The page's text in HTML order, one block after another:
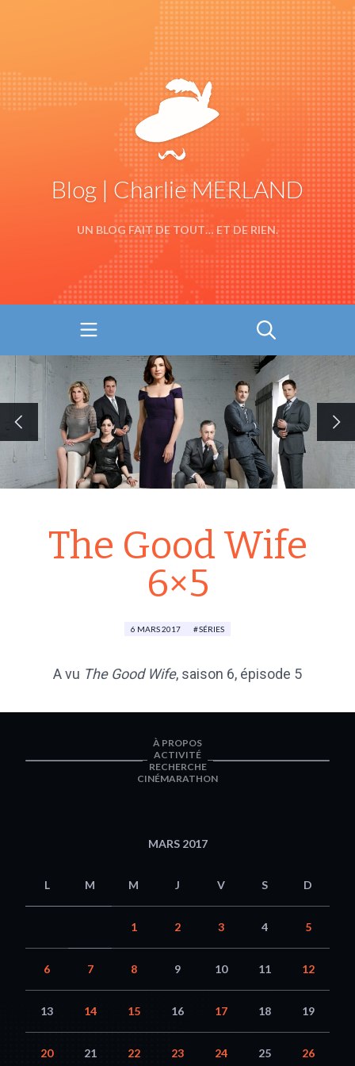
Blog | Charlie MERLAND
UN BLOG FAIT DE TOUT… ET DE RIEN.
The Good Wife
6×5
6 MARS 2017 SÉRIES
A vu The Good Wife, saison 6, épisode 5
À PROPOS
ACTIVITÉ
RECHERCHE
CINÉMARATHON
MARS 2017
L M M J V S D
1 2 3 4 5
6 7 8 9 10 11 12
13 14 15 16 17 18 19
20 21 22 23 24 25 26